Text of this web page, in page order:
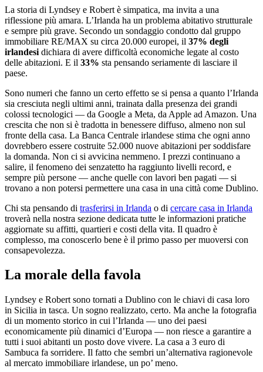
La storia di Lyndsey e Robert è simpatica, ma invita a una
riflessione più amara. L’Irlanda ha un problema abitativo strutturale
e sempre più grave. Secondo un sondaggio condotto dal gruppo
immobiliare RE/MAX su circa 20.000 europei, il 37% degli
irlandesi dichiara di avere difficoltà economiche legate al costo
delle abitazioni. E il 33% sta pensando seriamente di lasciare il
paese.
Sono numeri che fanno un certo effetto se si pensa a quanto l’Irlanda
sia cresciuta negli ultimi anni, trainata dalla presenza dei grandi
colossi tecnologici — da Google a Meta, da Apple ad Amazon. Una
crescita che non si è tradotta in benessere diffuso, almeno non sul
fronte della casa. La Banca Centrale irlandese stima che ogni anno
dovrebbero essere costruite 52.000 nuove abitazioni per soddisfare
la domanda. Non ci si avvicina nemmeno. I prezzi continuano a
salire, il fenomeno dei senzatetto ha raggiunto livelli record, e
sempre più persone — anche quelle con lavori ben pagati — si
trovano a non potersi permettere una casa in una città come Dublino.
Chi sta pensando di trasferirsi in Irlanda o di cercare casa in Irlanda
troverà nella nostra sezione dedicata tutte le informazioni pratiche
aggiornate su affitti, quartieri e costi della vita. Il quadro è
complesso, ma conoscerlo bene è il primo passo per muoversi con
consapevolezza.
La morale della favola
Lyndsey e Robert sono tornati a Dublino con le chiavi di casa loro
in Sicilia in tasca. Un sogno realizzato, certo. Ma anche la fotografia
di un momento storico in cui l’Irlanda — uno dei paesi
economicamente più dinamici d’Europa — non riesce a garantire a
tutti i suoi abitanti un posto dove vivere. La casa a 3 euro di
Sambuca fa sorridere. Il fatto che sembri un’alternativa ragionevole
al mercato immobiliare irlandese, un po’ meno.